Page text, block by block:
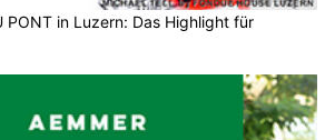
PONT in Luzern: Das Highlight für